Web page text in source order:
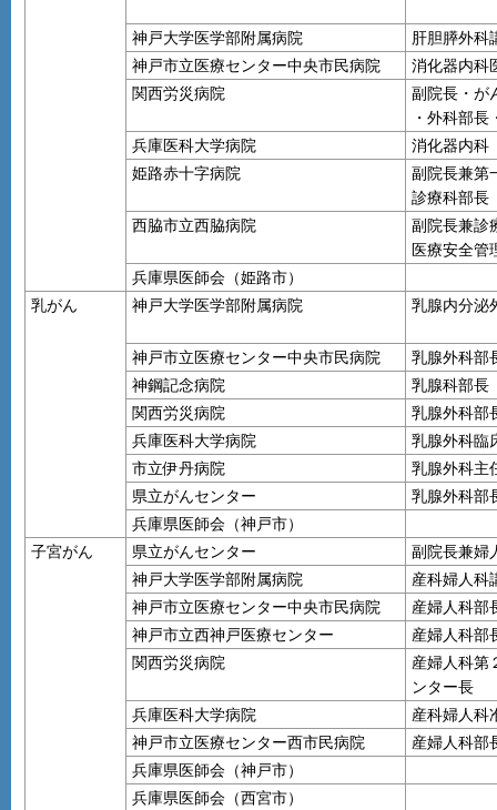
神戸大学医学部附属病院
肝胆膵外科
神戸市立医療センター中央市民病院
消化器内科
関西労災病院
副院長・が
・外科部
兵庫医科大学病院
消化器内科
姫路赤十字病院
副院長兼第
診療科部長
西脇市立西脇病院
副院長兼診
医療安全管
兵庫県医師会（姫路市）
乳がん
神戸大学医学部附属病院 乳腺内分泌
神戸市立医療センター中央市民病院
乳腺外科部
神鋼記念病院
乳腺科部長
関西労災病院
乳腺外科部
兵庫医科大学病院
乳腺外科臨
市立伊丹病院
乳腺外科主
県立がんセンター
乳腺外科部
兵庫県医師会（神戸市）
子宮がん
県立がんセンター
副院長兼婦
神戸大学医学部附属病院
産科婦人科
神戸市立医療センター中央市民病院
産婦人科部
神戸市立西神戸医療センター
産婦人科部
関西労災病院
産婦人科第
ンター長
兵庫医科大学病院
産科婦人科
神戸市立医療センター西市民病院
産婦人科部
兵庫県医師会（神戸市）
兵庫県医師会（西宮市）